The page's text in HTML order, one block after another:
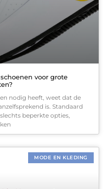
voor grote
nodig heeft, weet dat de
is. Standaard
beperkte opties,
MODE EN KLEDING